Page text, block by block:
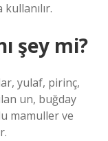
şey mi?
yulaf, pirinç,
un, buğday
mamuller ve